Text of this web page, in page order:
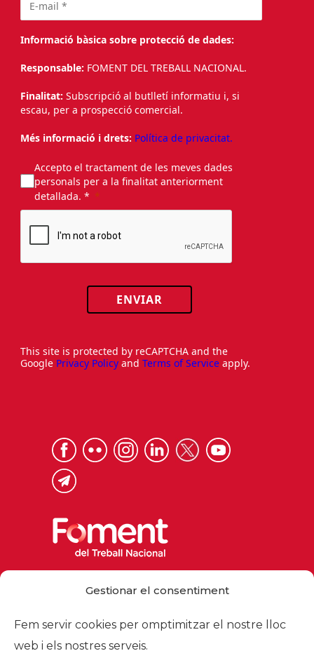
Gestionar el consentiment
Fem servir cookies per omptimitzar el nostre lloc
web i els nostres serveis.
Informació bàsica sobre protecció de dades:
Responsable: FOMENT DEL TREBALL NACIONAL.
Finalitat: Subscripció al butlletí informatiu i, si
escau, per a prospecció comercial.
Més informació i drets: Política de privacitat.
Accepto el tractament de les meves dades
personals per a la finalitat anteriorment
detallada. *
ENVIAR
This site is protected by reCAPTCHA and the
Google Privacy Policy and Terms of Service apply.
foment@foment.com